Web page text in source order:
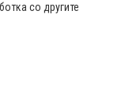
со другите